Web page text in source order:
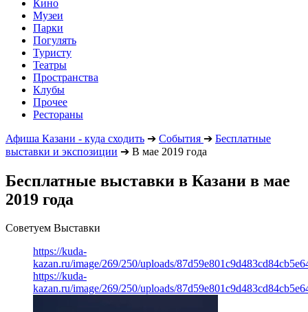
Кино
Музеи
Парки
Погулять
Туристу
Театры
Пространства
Клубы
Прочее
Рестораны
Афиша Казани - куда сходить ➔ События ➔ Бесплатные
выставки и экспозиции ➔ В мае 2019 года
Бесплатные выставки в Казани в мае
2019 года
Советуем Выставки
https://kuda-
kazan.ru/image/269/250/uploads/
https://kuda-
kazan.ru/image/269/250/uploads/